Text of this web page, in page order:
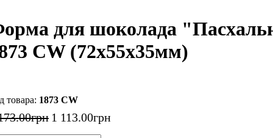
для шоколада
CW (72x55x35мм)
1873 CW
.00грн 1 113.00грн